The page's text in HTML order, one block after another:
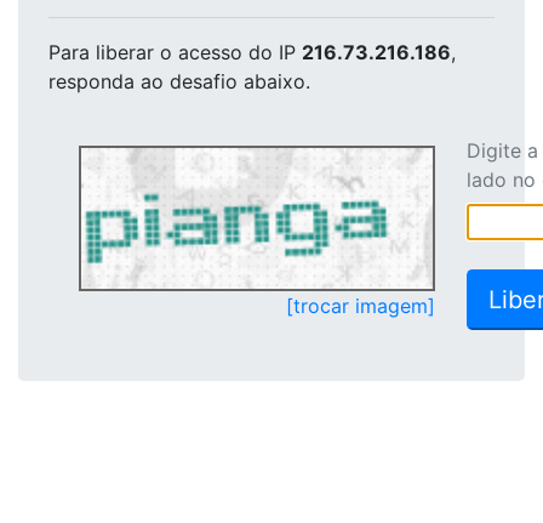
Para liberar o acesso do IP 216.73.216.186,
responda ao desafio abaixo.
[trocar imagem]
Digite
lado no